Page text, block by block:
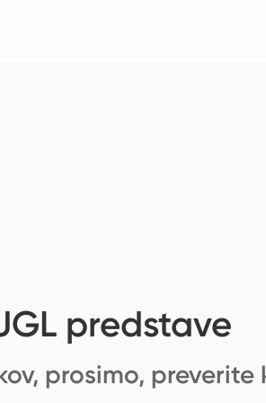
predstave
prosimo, preverite